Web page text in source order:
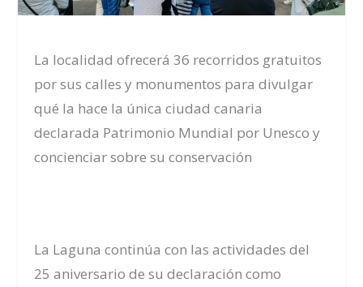
La localidad ofrecerá 36 recorridos gratuitos
por sus calles y monumentos para divulgar
qué la hace la única ciudad canaria
declarada Patrimonio Mundial por Unesco y
concienciar sobre su conservación
La Laguna continúa con las actividades del
25 aniversario de su declaración como